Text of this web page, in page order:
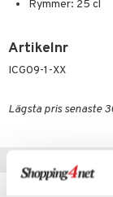
Rymmer: 25 cl
Artikelnr
ICG09-1-XX
Lägsta pris senaste
& Täcken